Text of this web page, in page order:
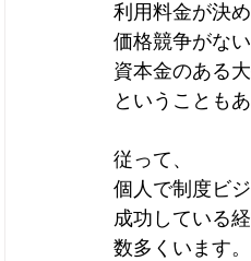
利用料金が決
価格競争がない
資本金のある
ということも
従って、
個人で制度ビ
成功している
数多くいます。